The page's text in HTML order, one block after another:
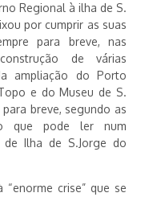
Regional à ilha de S.
por cumprir as suas
para breve, nas
de várias
ampliação do Porto
e do Museu de S.
breve, segundo as
que pode ler num
de Ilha de S.Jorge do
crise” que se